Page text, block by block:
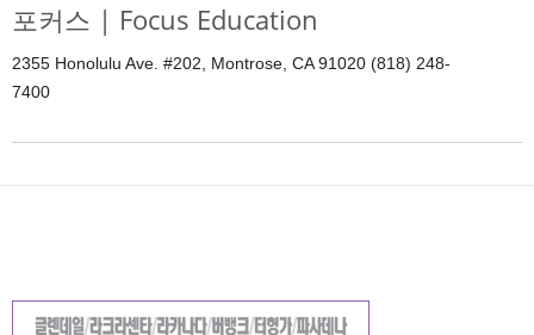
포커스 | Focus Education
2355 Honolulu Ave. #202, Montrose, CA 91020 (818) 248-
7400